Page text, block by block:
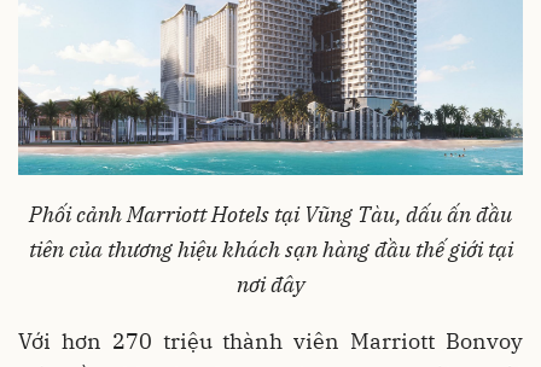
PhốicảnhMarriott Hotels tại Vũng Tàu, dấuấnđầu
tiêncủa thươnghiệukháchsạnhàngđầu thếgiới tại
nơiđây
Với hơn 270 triệu thành viên Marriott Bonvoy